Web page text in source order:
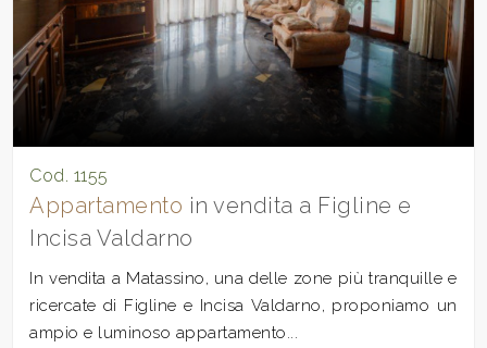
Cod. 1155
Appartamento in vendita a Figline e
Incisa Valdarno
In vendita a Matassino, una delle zone più tranquille e
ricercate di Figline e Incisa Valdarno, proponiamo un
ampio e luminoso appartamento...